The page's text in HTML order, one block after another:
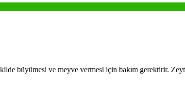
büyümesi ve meyve vermesi için bakım gerektirir.